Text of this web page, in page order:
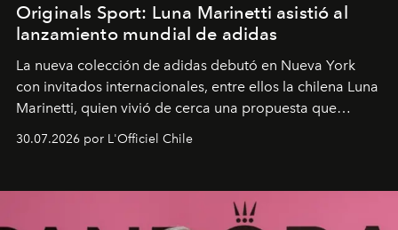
Originals Sport: Luna Marinetti asistió al
lanzamiento mundial de adidas
La nueva colección de adidas debutó en Nueva York
con invitados internacionales, entre ellos la chilena Luna
Marinetti, quien vivió de cerca una propuesta que
fusiona moda y rendimiento.
30.07.2026 por L'Officiel Chile